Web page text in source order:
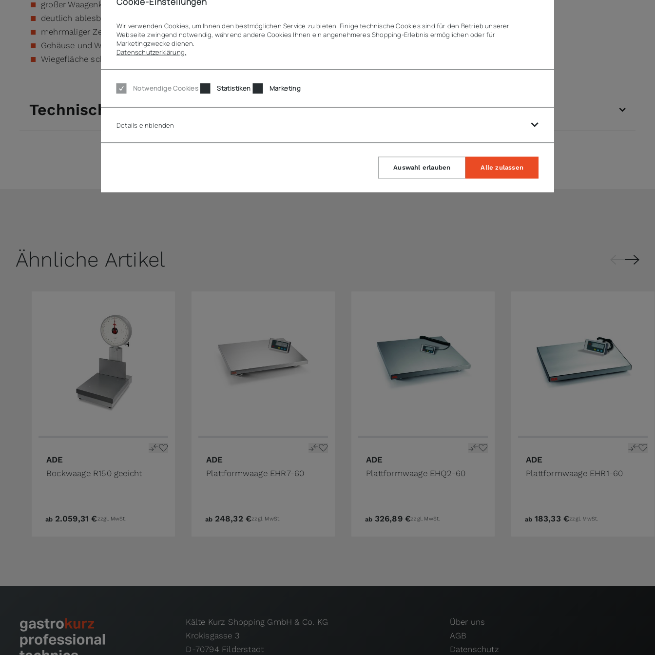
großer Waagenkopf
deutlich ablesbare Gewichtsanzeige
mehrmaliger Zeigerumlauf bis zur Höchstlast
Gehäuse und Waagenkopf lackiert
Wiegefläche schlagfest lackiert
Technische Daten
Ähnliche Artikel
ADE
Bockwaage R150 geeicht
ab 2.059,31 €zzgl. MwSt.
ADE
Plattformwaage EHR7-60
ab 248,32 €zzgl. MwSt.
ADE
Plattformwaage EHQ2-60
ab 326,89 €zzgl. MwSt.
ADE
Plattformwaage EHR1-60
ab 183,33 €zzgl. MwSt.
Kälte Kurz Shopping GmbH & Co. KG
Krokisgasse 3
D-70794 Filderstadt
Über uns
AGB
Datenschutz
Wir verwenden Cookies, um Ihnen den bestmöglichen Service zu bieten. Einige technische Cookies sind für den Betrieb unserer
Webseite zwingend notwendig, während andere Cookies Ihnen ein angenehmeres Shopping-Erlebnis ermöglichen oder für
Marketingzwecke dienen.
Datenschutzerklärung.
Notwendige Cookies Statistiken Marketing
Details einblenden
Auswahl erlauben Alle zulassen